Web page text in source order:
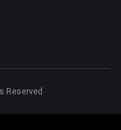
Reserved